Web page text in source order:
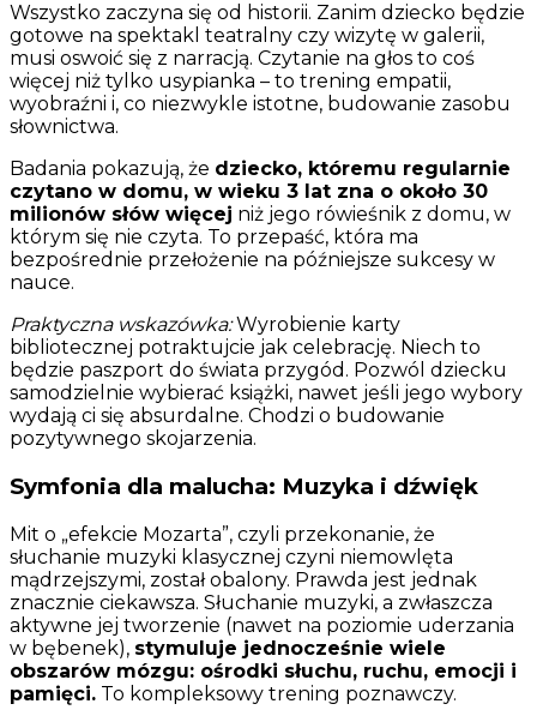
Wszystko zaczyna się od historii. Zanim dziecko będzie
gotowe na spektakl teatralny czy wizytę w galerii,
musi oswoić się z narracją. Czytanie na głos to coś
więcej niż tylko usypianka – to trening empatii,
wyobraźni i, co niezwykle istotne, budowanie zasobu
słownictwa.
Badania pokazują, że dziecko, któremu regularnie
czytano w domu, w wieku 3 lat zna o około 30
milionów słów więcej niż jego rówieśnik z domu, w
którym się nie czyta. To przepaść, która ma
bezpośrednie przełożenie na późniejsze sukcesy w
nauce.
Praktyczna wskazówka:Wyrobienie karty
bibliotecznej potraktujcie jak celebrację. Niech to
będzie paszport do świata przygód. Pozwól dziecku
samodzielnie wybierać książki, nawet jeśli jego wybory
wydają ci się absurdalne. Chodzi o budowanie
pozytywnego skojarzenia.
Symfonia dla malucha: Muzyka i dźwięk
Mit o „efekcie Mozarta”, czyli przekonanie, że
słuchanie muzyki klasycznej czyni niemowlęta
mądrzejszymi, został obalony. Prawda jest jednak
znacznie ciekawsza. Słuchanie muzyki, a zwłaszcza
aktywne jej tworzenie (nawet na poziomie uderzania
w bębenek), stymuluje jednocześnie wiele
obszarów mózgu: ośrodki słuchu, ruchu, emocji i
pamięci. To kompleksowy trening poznawczy.